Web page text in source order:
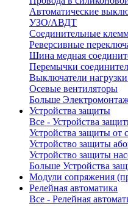
Автоматические
УЗО/АВДТ
Соединительные
Реверсивные
Шина медная
Перемычки
Выключатели
Осевые вентиляторы
Больше
Устройства защиты
Все - Устройства
Устройства защиты от
Устройство защиты
Устройство защиты
Больше Устройства
Модули сопряжения
Релейная автоматика
Все - Релейная